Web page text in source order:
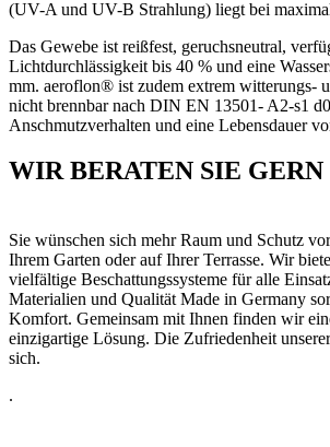
(UV-A und UV-B Strahlung) liegt bei
Das Gewebe ist reißfest, geruchsneutral,
Lichtdurchlässigkeit bis 40 % und eine
mm. aeroflon® ist zudem extrem witterungs-
nicht brennbar nach DIN EN 13501- A2-s1
Anschmutzverhalten und eine Lebensdauer
WIR BERATEN SIE GERN
Sie wünschen sich mehr Raum und Schutz
Ihrem Garten oder auf Ihrer Terrasse. Wir
vielfältige Beschattungssysteme für alle
Materialien und Qualität Made in Germany
Komfort. Gemeinsam mit Ihnen finden wir
einzigartige Lösung. Die Zufriedenheit
sich.
.